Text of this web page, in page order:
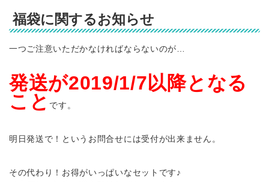
福袋に関するお知らせ
一つご注意いただかなければならないのが…
発送が2019/1/7以降となる
こと です。
明日発送で！というお問合せには受付が出来ません。
その代わり！お得がいっぱいなセットです♪